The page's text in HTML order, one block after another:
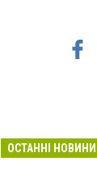
ОСТАННІ НОВИНИ